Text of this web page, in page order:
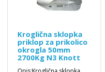
Kroglična sklopka
priklop za prikolico
okrogla 50mm
2700Kg N3 Knott